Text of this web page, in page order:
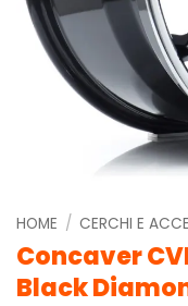
HOME / CERCHI E
Concaver
Black